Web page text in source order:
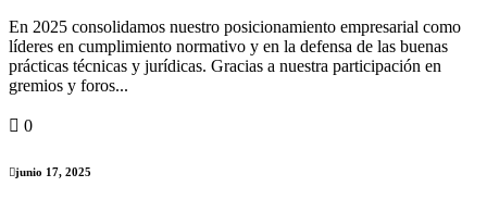
En 2025 consolidamos nuestro posicionamiento empresarial como
líderes en cumplimiento normativo y en la defensa de las buenas
prácticas técnicas y jurídicas. Gracias a nuestra participación en
gremios y foros...
0
junio 17, 2025